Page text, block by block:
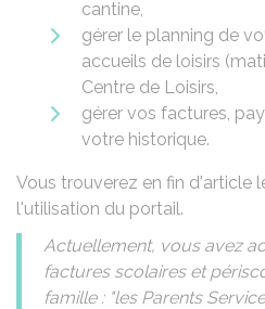
cantine,
gérer le planning de
accueils de loisirs
Centre de Loisirs,
gérer vos factures,
votre historique.
Vous trouverez en fin d'article
l'utilisation du portail.
Actuellement, vous avez
factures scolaires et
famille : "les Parents